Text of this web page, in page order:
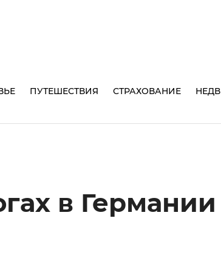
ПУТЕШЕСТВИЯ СТРАХОВАНИЕ
в Германии